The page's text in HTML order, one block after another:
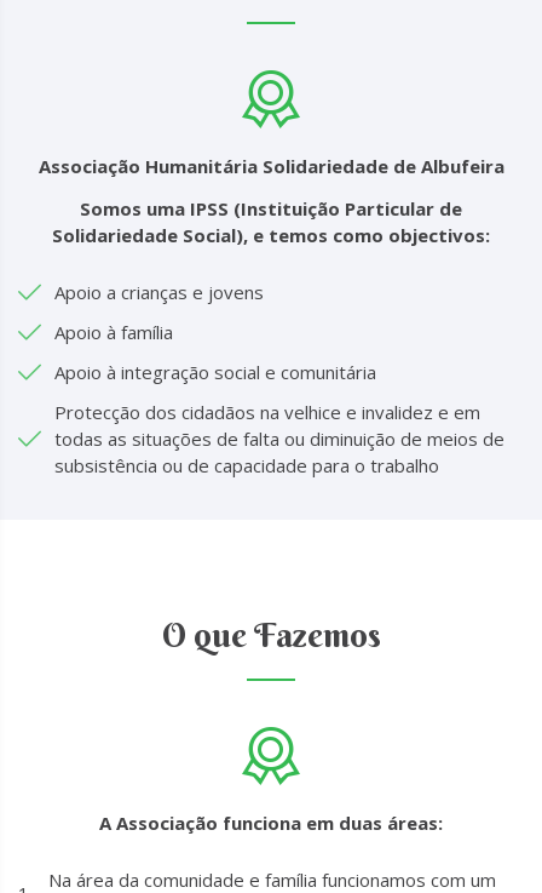
Associação Humanitária Solidariedade de Albufeira
Somos uma IPSS (Instituição Particular de
Solidariedade Social), e temos como objectivos:
Apoio a crianças e jovens
Apoio à família
Apoio à integração social e comunitária
Protecção dos cidadãos na velhice e invalidez e em
todas as situações de falta ou diminuição de meios de
subsistência ou de capacidade para o trabalho
O que Fazemos
A Associação funciona em duas áreas:
Na área da comunidade e família funcionamos com um